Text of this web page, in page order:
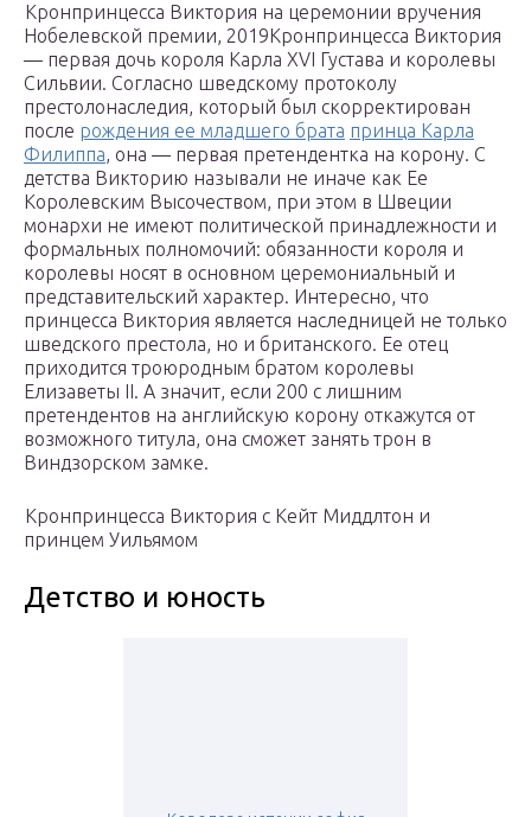
Кронпринцесса Виктория на церемонии вручения
Нобелевской премии, 2019Кронпринцесса Виктория
— первая дочь короля Карла XVI Густава и королевы
Сильвии. Согласно шведскому протоколу
престолонаследия, который был скорректирован
после рождения ее младшего брата принца Карла
Филиппа, она — первая претендентка на корону. С
детства Викторию называли не иначе как Ее
Королевским Высочеством, при этом в Швеции
монархи не имеют политической принадлежности и
формальных полномочий: обязанности короля и
королевы носят в основном церемониальный и
представительский характер. Интересно, что
принцесса Виктория является наследницей не только
шведского престола, но и британского. Ее отец
приходится троюродным братом королевы
Елизаветы II. А значит, если 200 с лишним
претендентов на английскую корону откажутся от
возможного титула, она сможет занять трон в
Виндзорском замке.
Кронпринцесса Виктория с Кейт Миддлтон и
принцем Уильямом
Детство и юность